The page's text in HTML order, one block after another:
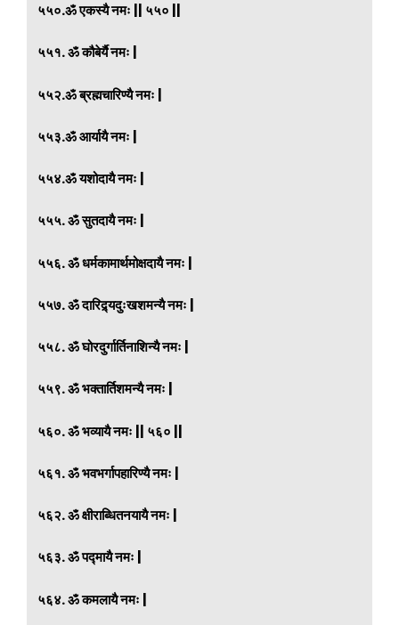
५५०.ॐ एकस्यै नमः || ५५० ||
५५१. ॐ कौबेर्यै नमः |
५५२.ॐ ब्रह्मचारिण्यै नमः |
५५३.ॐ आर्यायै नमः |
५५४.ॐ यशोदायै नमः |
५५५. ॐ सुतदायै नमः |
५५६. ॐ धर्मकामार्थमोक्षदायै नमः |
५५७. ॐ दारिद्र्यदुःखशमन्यै नमः |
५५८. ॐ घोरदुर्गार्तिनाशिन्यै नमः |
५५९. ॐ भक्तार्तिशमन्यै नमः |
५६०. ॐ भव्यायै नमः || ५६० ||
५६१. ॐ भवभर्गापहारिण्यै नमः |
५६२. ॐ क्षीराब्धितनयायै नमः |
५६३. ॐ पद्मायै नमः |
५६४. ॐ कमलायै नमः |